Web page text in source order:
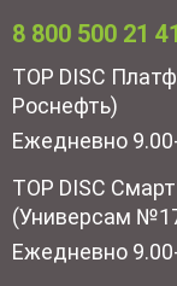
8 800 500 21 41
TOP DISC
Роснефть)
Ежедневно
TOP DISC
(Универсам
Ежедневно